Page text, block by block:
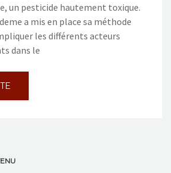
un pesticide hautement toxique.
a mis en place sa méthode
les différents acteurs
dans le